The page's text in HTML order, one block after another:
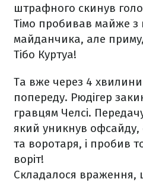
штрафного скинув
Тімо пробивав майже з
майданчика, але
Тібо Куртуа!
Та вже через 4 хвилини
попереду. Рюдігер
гравцям Челсі.
який уникнув офсайду,
та воротаря, і пробив
воріт!
Складалося враження,